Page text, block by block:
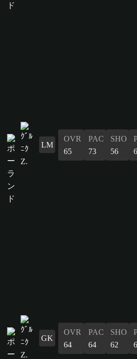
LM
OVR
65
PAC
73
SHO
56
GK
OVR
64
PAC
64
SHO
62